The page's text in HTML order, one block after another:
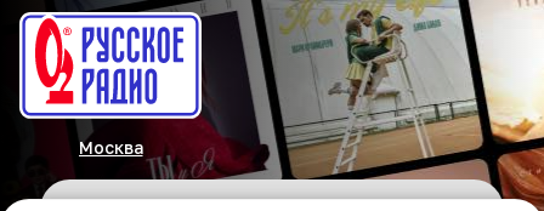
Москва